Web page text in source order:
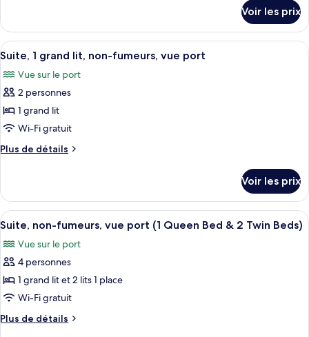
Beds)
Twin
Beds)
Suite,
non-
fumeurs
(1
Queen
Bed
&
2
Twin
le
type
de
Suite,
non-
(1
Queen
&
Voir les prix
Afficher
toutes
les
photos
pour
ce
type
de
Suite,
grand
lit,
non-
fumeurs,
vue
port
Un salon moderne avec un canapé
5
Suite, 1 grand lit, non-fumeurs, vue port
Vue sur le port
2 personnes
1 grand lit
Wi-Fi gratuit
Plus de détails
Plus
le
type
de
Suite,
lit,
non-
vue
Voir les prix
Afficher
toutes
les
photos
pour
ce
type
de
Un balcon avec une table et des
9
Suite, non-fumeurs, vue port (1 Queen Bed & 2 Twin Beds)
Vue sur le port
4 personnes
1 grand lit et 2 lits 1 place
Wi-Fi gratuit
Plus de détails
Plus